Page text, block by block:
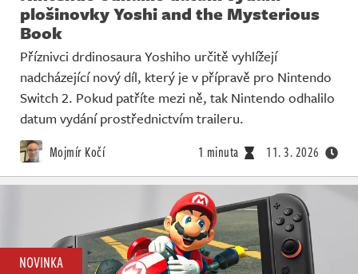
plošinovky Yoshi and the Mysterious
Book
Příznivci drdinosaura Yoshiho určitě vyhlížejí
nadcházející nový díl, který je v přípravě pro Nintendo
Switch 2. Pokud patříte mezi ně, tak Nintendo odhalilo
datum vydání prostřednictvím traileru.
Mojmír Kočí 1 minuta 11. 3. 2026
NOVINKA